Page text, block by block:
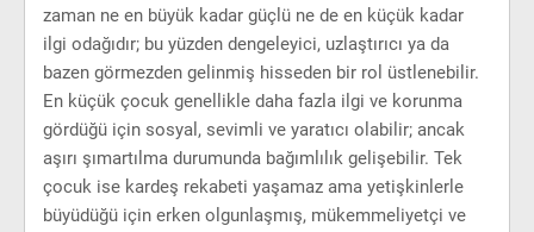
zaman ne en büyük kadar güçlü ne de en küçük kadar
ilgi odağıdır; bu yüzden dengeleyici, uzlaştırıcı ya da
bazen görmezden gelinmiş hisseden bir rol üstlenebilir.
En küçük çocuk genellikle daha fazla ilgi ve korunma
gördüğü için sosyal, sevimli ve yaratıcı olabilir; ancak
aşırı şımartılma durumunda bağımlılık gelişebilir. Tek
çocuk ise kardeş rekabeti yaşamaz ama yetişkinlerle
büyüdüğü için erken olgunlaşmış, mükemmeliyetçi ve